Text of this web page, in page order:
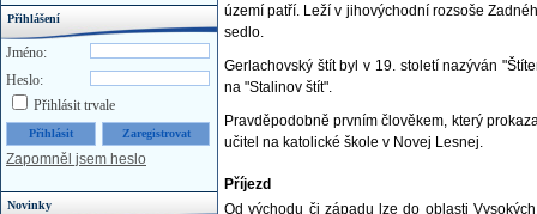
území patří. Leží v jihovýchodní rozsoše
sedlo.
Gerlachovský štít byl v 19. století nazýván
na "Stalinov štít".
Pravděpodobně prvním člověkem, který
učitel na katolické škole v Novej Lesnej.
Příjezd
Od východu či západu lze do oblasti
Přihlášení
Jméno:
Heslo:
Přihlásit trvale
Zapomněl jsem heslo
Novinky